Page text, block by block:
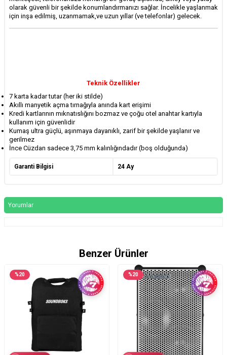
olarak güvenli bir şekilde konumlandırmanızı sağlar. İncelikle yaşlanmak
için inşa edilmiş, uzanmamak,ve uzun yıllar (ve telefonlar) gelecek.
Teknik Özellikler
7 karta kadar tutar (her iki stilde)
Akıllı manyetik açma tırnağıyla anında kart erişimi
Kredi kartlarının mıknatıslığını bozmaz ve çoğu otel anahtar kartıyla
kullanım için güvenlidir
Kumaş ultra güçlü, aşınmaya dayanıklı, zarif bir şekilde yaşlanır ve
gerilmez
İnce Cüzdan sadece 3,75 mm kalınlığındadır (boş olduğunda)
Garanti Bilgisi 24 Ay
Yorumlar
Benzer Ürünler
%20 %20